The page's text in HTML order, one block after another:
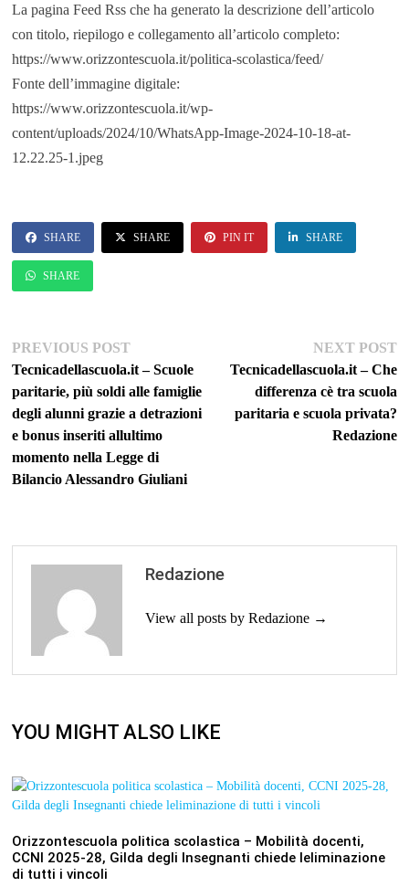
La pagina Feed Rss che ha generato la descrizione dell’articolo
con titolo, riepilogo e collegamento all’articolo completo:
https://www.orizzontescuola.it/politica-scolastica/feed/
Fonte dell’immagine digitale:
https://www.orizzontescuola.it/wp-
content/uploads/2024/10/WhatsApp-Image-2024-10-18-at-
12.22.25-1.jpeg
SHARE SHARE PIN IT SHARE
SHARE
Navigazione
articoli
PREVIOUS POSTPrevious
post:
Tecnicadellascuola.it – Scuole
paritarie, più soldi alle famiglie
degli alunni grazie a detrazioni
e bonus inseriti allultimo
momento nella Legge di
Bilancio Alessandro Giuliani
NEXT POST
Tecnicadellascuola.it – Che
differenza cè tra scuola
paritaria e scuola privata?
Redazione
Redazione
View all posts by Redazione →
YOU MIGHT ALSO LIKE
Orizzontescuola politica scolastica – Mobilità docenti,
CCNI 2025-28, Gilda degli Insegnanti chiede leliminazione
di tutti i vincoli